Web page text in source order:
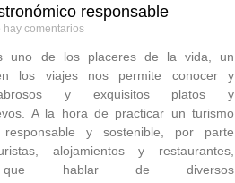
responsable
hay comentarios
uno de los placeres de la vida, un
los viajes nos permite conocer y
y exquisitos platos y
A la hora de practicar un turismo
responsable y sostenible, por parte
alojamientos y restaurantes,
que hablar de diversos